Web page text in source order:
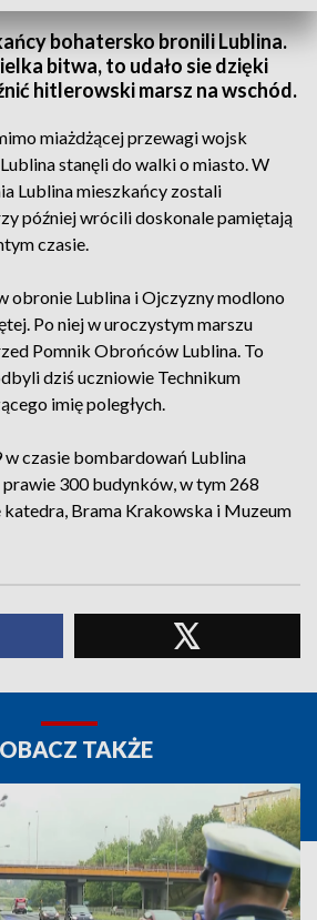
bohatersko bronili Lublina.
bitwa, to udało sie dzięki
hitlerowski marsz na wschód.
miażdżącej przewagi wojsk
stanęli do walki o miasto. W
Lublina mieszkańcy zostali
później wrócili doskonale pamiętają
czasie.
obronie Lublina i Ojczyzny modlono
Po niej w uroczystym marszu
Pomnik Obrońców Lublina. To
dziś uczniowie Technikum
imię poległych.
w czasie bombardowań Lublina
prawie 300 budynków, w tym 268
katedra, Brama Krakowska i Muzeum
TAKŻE